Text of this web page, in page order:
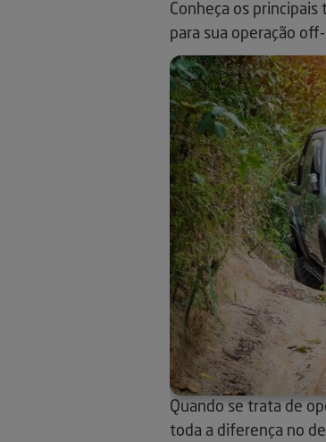
Conheça os
para sua operação
Quando se trata de
toda a diferença no